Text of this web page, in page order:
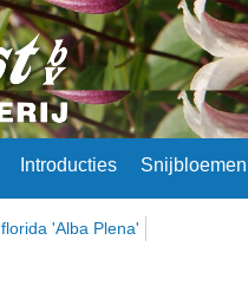
Introducties Snijbloemen
florida 'Alba Plena'